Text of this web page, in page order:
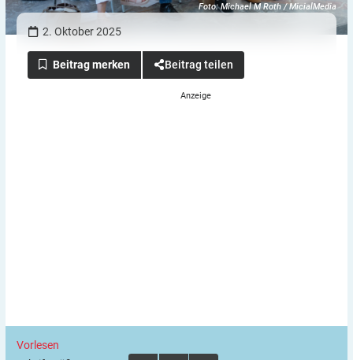
Foto: Michael M Roth / MicialMedia
2. Oktober 2025
Beitrag teilen
Vorlesen